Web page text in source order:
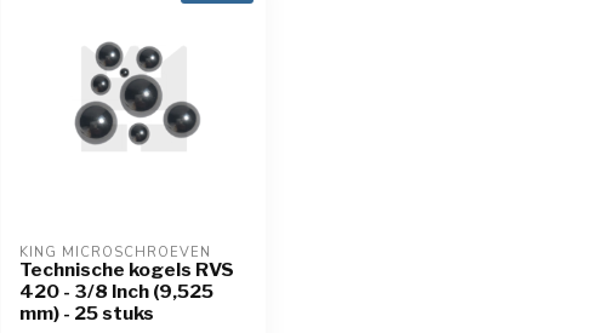
KING MICROSCHROEVEN
Technische kogels RVS
420 - 3/8 Inch (9,525
mm) - 25 stuks